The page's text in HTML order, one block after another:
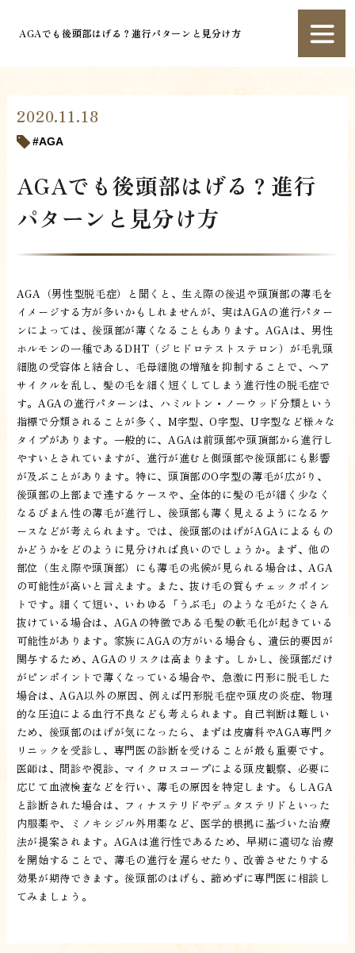
AGAでも後頭部はげる？進行パターンと見分け方
2020.11.18
AGA
AGAでも後頭部はげる？進行
パターンと見分け方
AGA（男性型脱毛症）と聞くと、生え際の後退や頭頂部の薄毛を
イメージする方が多いかもしれませんが、実はAGAの進行パター
ンによっては、後頭部が薄くなることもあります。AGAは、男性
ホルモンの一種であるDHT（ジヒドロテストステロン）が毛乳頭
細胞の受容体と結合し、毛母細胞の増殖を抑制することで、ヘア
サイクルを乱し、髪の毛を細く短くしてしまう進行性の脱毛症で
す。AGAの進行パターンは、ハミルトン・ノーウッド分類という
指標で分類されることが多く、M字型、O字型、U字型など様々な
タイプがあります。一般的に、AGAは前頭部や頭頂部から進行し
やすいとされていますが、進行が進むと側頭部や後頭部にも影響
が及ぶことがあります。特に、頭頂部のO字型の薄毛が広がり、
後頭部の上部まで達するケースや、全体的に髪の毛が細く少なく
なるびまん性の薄毛が進行し、後頭部も薄く見えるようになるケ
ースなどが考えられます。では、後頭部のはげがAGAによるもの
かどうかをどのように見分ければ良いのでしょうか。まず、他の
部位（生え際や頭頂部）にも薄毛の兆候が見られる場合は、AGA
の可能性が高いと言えます。また、抜け毛の質もチェックポイン
トです。細くて短い、いわゆる「うぶ毛」のような毛がたくさん
抜けている場合は、AGAの特徴である毛髪の軟毛化が起きている
可能性があります。家族にAGAの方がいる場合も、遺伝的要因が
関与するため、AGAのリスクは高まります。しかし、後頭部だけ
がピンポイントで薄くなっている場合や、急激に円形に脱毛した
場合は、AGA以外の原因、例えば円形脱毛症や頭皮の炎症、物理
的な圧迫による血行不良なども考えられます。自己判断は難しい
ため、後頭部のはげが気になったら、まずは皮膚科やAGA専門ク
リニックを受診し、専門医の診断を受けることが最も重要です。
医師は、問診や視診、マイクロスコープによる頭皮観察、必要に
応じて血液検査などを行い、薄毛の原因を特定します。もしAGA
と診断された場合は、フィナステリドやデュタステリドといった
内服薬や、ミノキシジル外用薬など、医学的根拠に基づいた治療
法が提案されます。AGAは進行性であるため、早期に適切な治療
を開始することで、薄毛の進行を遅らせたり、改善させたりする
効果が期待できます。後頭部のはげも、諦めずに専門医に相談し
てみましょう。